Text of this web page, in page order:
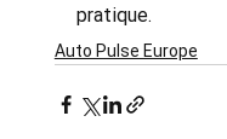
pratique.
Auto Pulse Europe